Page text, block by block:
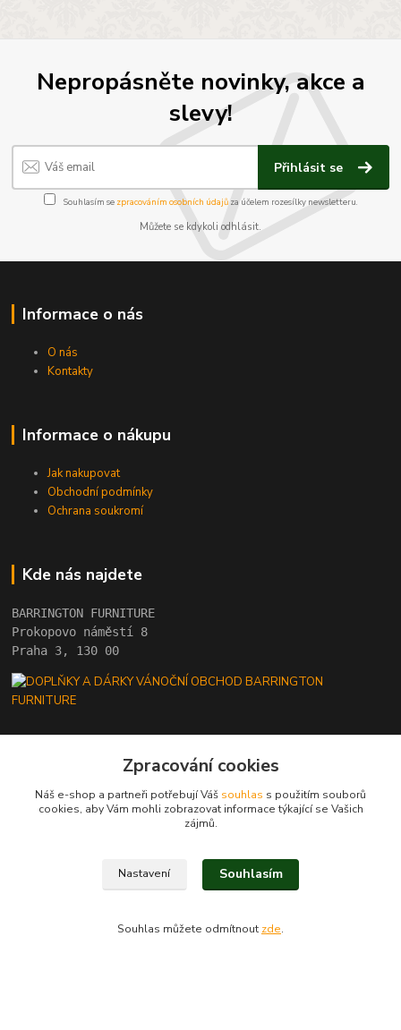
Nepropásněte novinky, akce a
slevy!
Přihlásit se
Souhlasím se zpracováním osobních údajůza účelem rozesílky newsletteru.
Můžete se kdykoli odhlásit.
Informace o nás
O nás
Kontakty
Informace o nákupu
Jak nakupovat
Obchodní podmínky
Ochrana soukromí
Kde nás najdete
BARRINGTON FURNITURE
Prokopovo náměstí 8
Praha 3, 130 00
barrington@barrington.cz
Zpracování cookies
Náš e-shop a partneři potřebují Váš souhlas s použitím souborů
cookies, aby Vám mohli zobrazovat informace týkající se Vašich
zájmů.
Nastavení Souhlasím
Souhlas můžete odmítnout zde.